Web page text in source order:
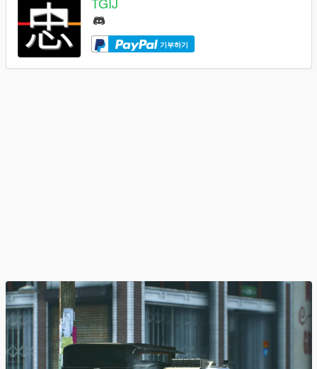
기부하기